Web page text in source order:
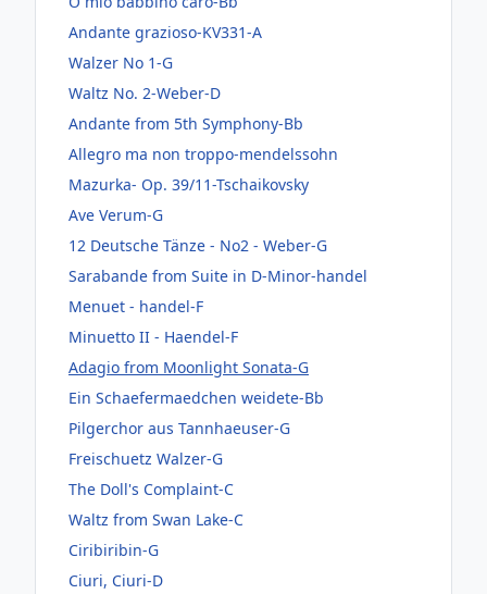
Andante grazioso-KV331-A
Walzer No 1-G
Waltz No. 2-Weber-D
Andante from 5th Symphony-Bb
Allegro ma non troppo-mendelssohn
Mazurka- Op. 39/11-Tschaikovsky
Ave Verum-G
12 Deutsche Tänze - No2 - Weber-G
Sarabande from Suite in D-Minor-handel
Menuet - handel-F
Minuetto II - Haendel-F
Adagio from Moonlight Sonata-G
Ein Schaefermaedchen weidete-Bb
Pilgerchor aus Tannhaeuser-G
Freischuetz Walzer-G
The Doll's Complaint-C
Waltz from Swan Lake-C
Ciribiribin-G
Ciuri, Ciuri-D